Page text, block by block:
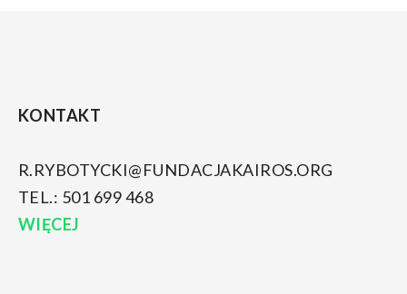
KONTAKT
R.RYBOTYCKI@FUNDACJAKAIROS.ORG
TEL.: 501 699 468
WIĘCEJ